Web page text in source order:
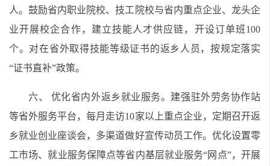
人。鼓励省内职业院校、技工院校与省内重点企业、龙头企
业开展校企合作，建立技能人才供应链，开设订单班100
个。对在省外取得技能等级证书的返乡人员，按规定落实
“证书直补”政策。
六、 优化省内外返乡就业服务。建强驻外劳务协作站
等省外服务平台，每月走访10家以上重点企业，定期召开返
乡就业创业座谈会，多渠道做好宣传动员工作。优化设置零
工市场、就业服务保障点等省内基层就业服务“网点”，开展